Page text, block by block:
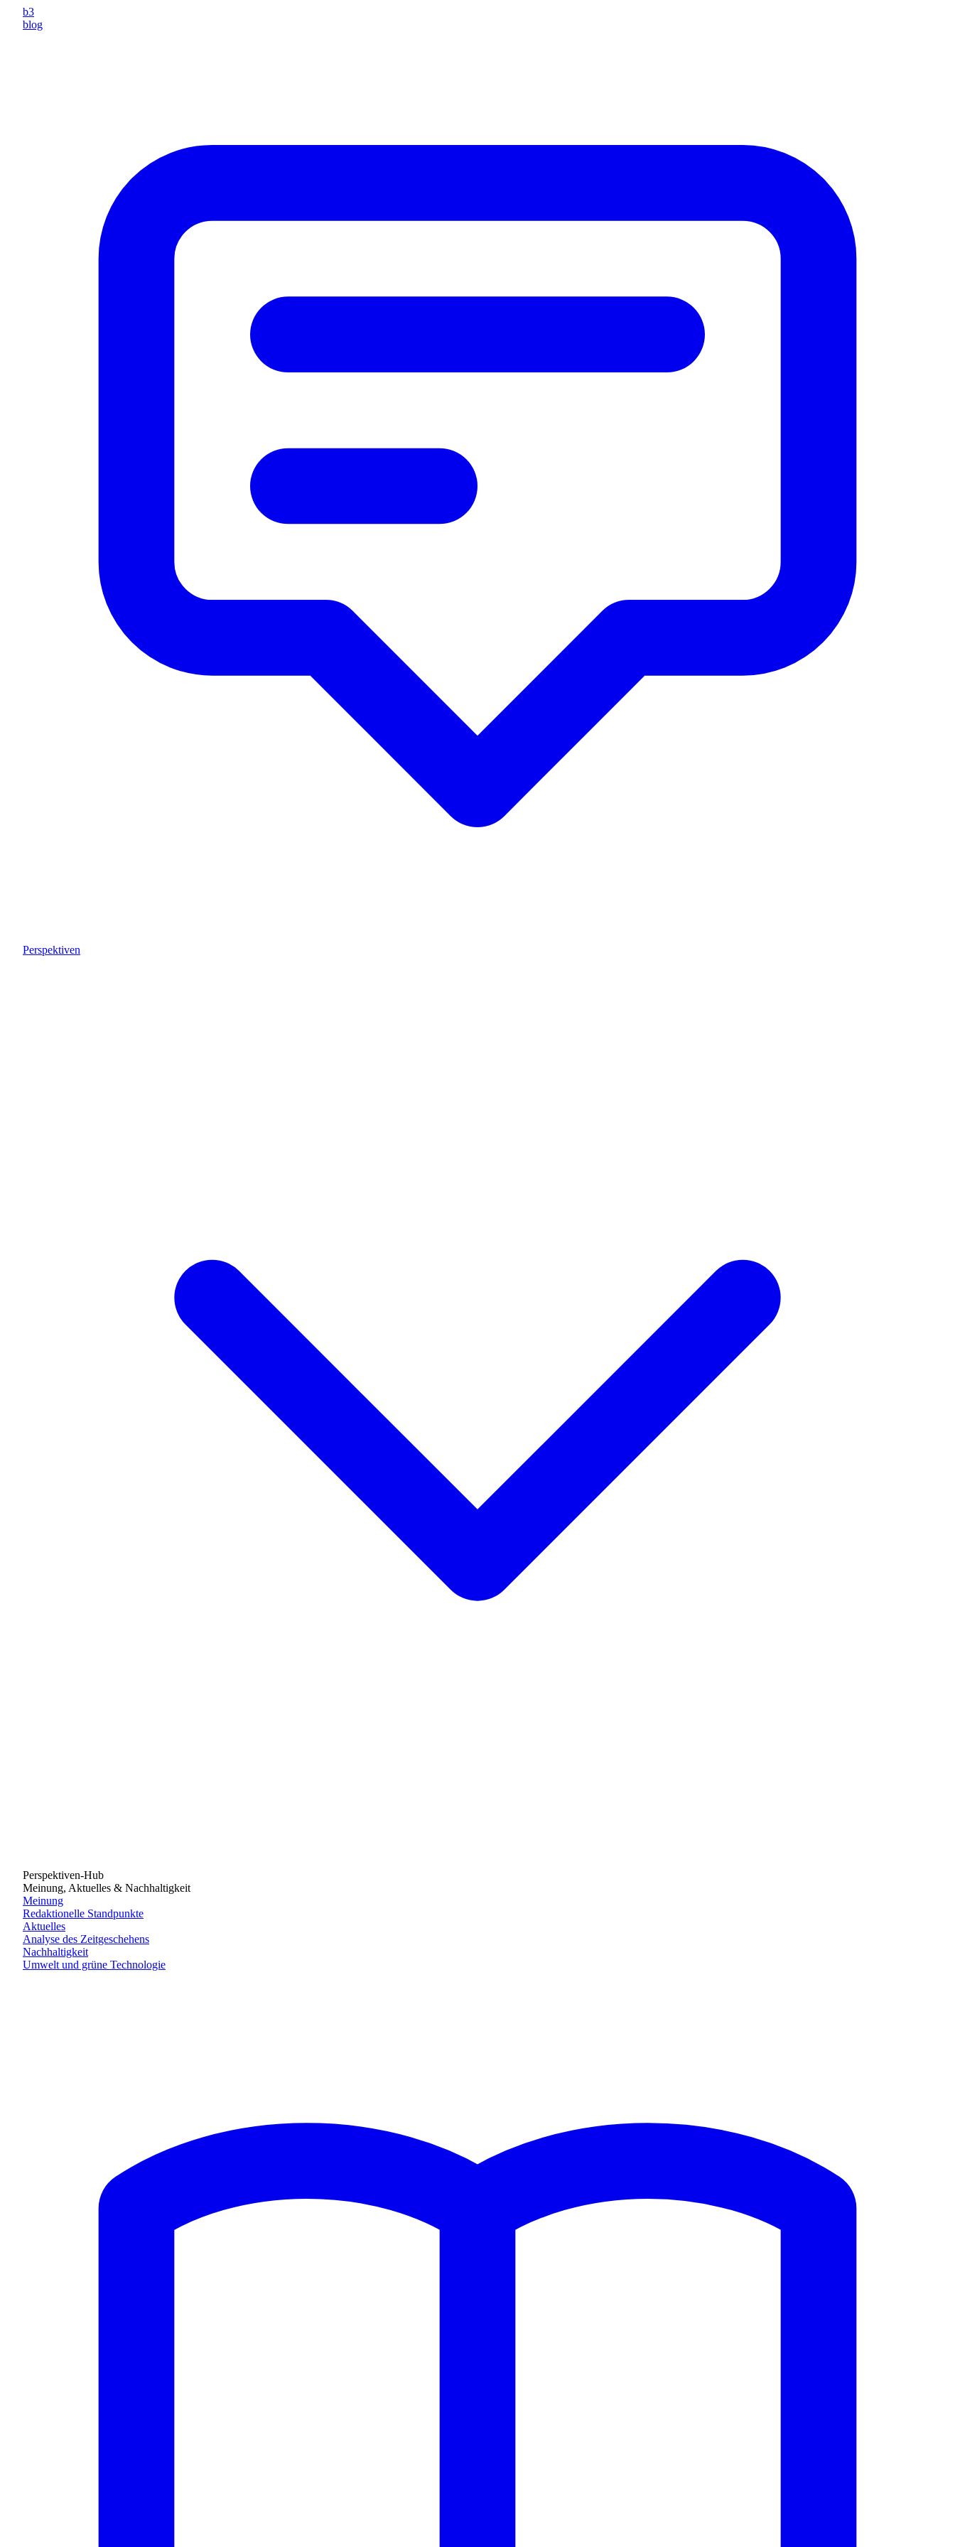
b3
blog
Perspektiven
Perspektiven-Hub
Meinung, Aktuelles & Nachhaltigkeit
Meinung
Redaktionelle Standpunkte
Aktuelles
Analyse des Zeitgeschehens
Nachhaltigkeit
Umwelt und grüne Technologie